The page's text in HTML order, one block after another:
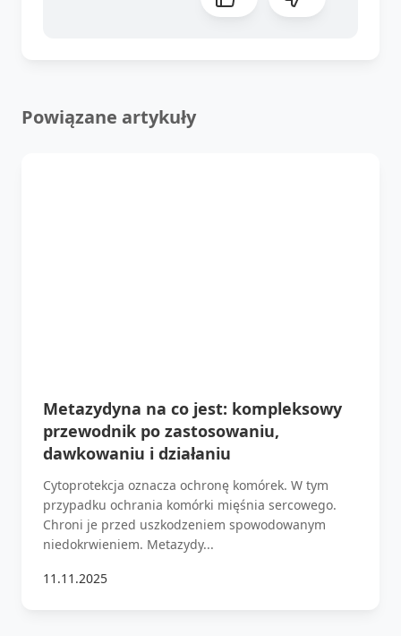
Powiązane artykuły
Metazydyna na co jest: kompleksowy
przewodnik po zastosowaniu,
dawkowaniu i działaniu
Cytoprotekcja oznacza ochronę komórek. W tym
przypadku ochrania komórki mięśnia sercowego.
Chroni je przed uszkodzeniem spowodowanym
niedokrwieniem. Metazydy...
11.11.2025